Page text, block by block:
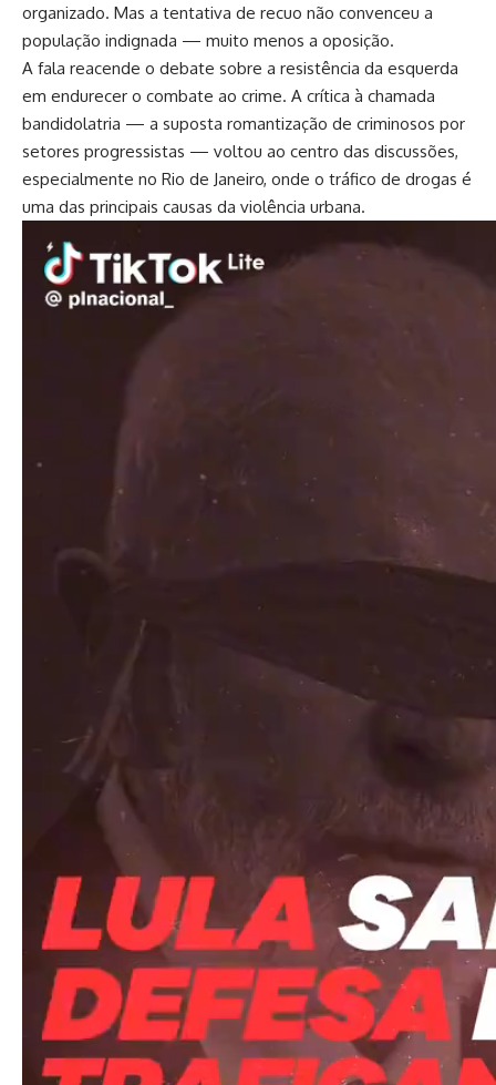
organizado. Mas a tentativa de recuo não convenceu a
população indignada — muito menos a oposição.
A fala reacende o debate sobre a resistência da esquerda
em endurecer o combate ao crime. A crítica à chamada
bandidolatria — a suposta romantização de criminosos por
setores progressistas — voltou ao centro das discussões,
especialmente no Rio de Janeiro, onde o tráfico de drogas é
uma das principais causas da violência urbana.